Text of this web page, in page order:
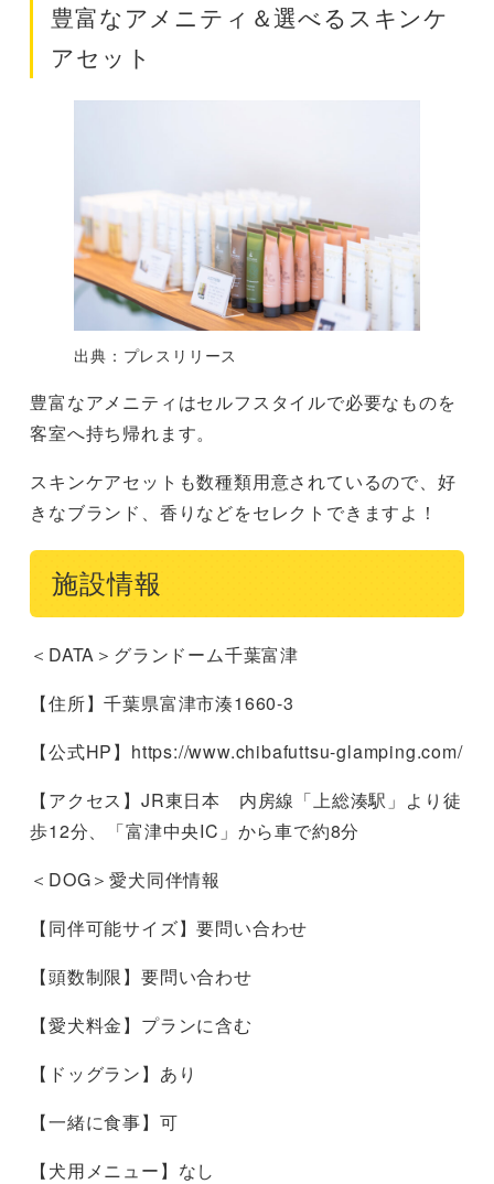
豊富なアメニティ＆選べるスキンケ
アセット
出典：プレスリリース
豊富なアメニティはセルフスタイルで必要なものを
客室へ持ち帰れます。
スキンケアセットも数種類用意されているので、好
きなブランド、香りなどをセレクトできますよ！
施設情報
＜DATA＞グランドーム千葉富津
【住所】千葉県富津市湊1660-3
【公式HP】https://www.chibafuttsu-glamping.com/
【アクセス】JR東日本 内房線「上総湊駅」より徒
歩12分、「富津中央IC」から車で約8分
＜DOG＞愛犬同伴情報
【同伴可能サイズ】要問い合わせ
【頭数制限】要問い合わせ
【愛犬料金】プランに含む
【ドッグラン】あり
【一緒に食事】可
【犬用メニュー】なし